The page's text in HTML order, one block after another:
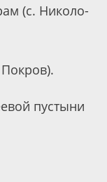
(с. Николо-
пустыни